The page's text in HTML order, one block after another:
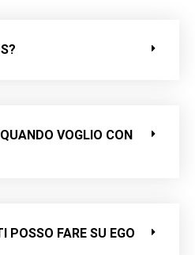
VOGLIO CON
POSSO FARE SU EGO